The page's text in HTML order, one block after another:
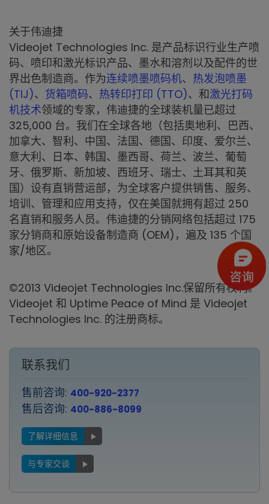
关于伟迪捷
Videojet Technologies Inc. 是产品标识行业生产喷
码、喷印和激光标识产品、墨水和溶剂以及配件的世
界出色制造商。作为连续喷墨喷码机、 热发泡喷墨
(TIJ)、 货箱喷码、 热转印打印 (TTO)、和激光打码
机技术领域的专家，伟迪捷的全球装机量已超过
325,000 台。我们在全球各地（包括奥地利、巴西、
加拿大、智利、中国、法国、德国、印度、爱尔兰、
意大利、日本、韩国、墨西哥、荷兰、波兰、葡萄
牙、俄罗斯、新加坡、西班牙、瑞士、土耳其和英
国）设有直销营运部，为全球客户提供销售、服务、
培训、管理和应用支持，仅在美国就拥有超过 250
名直销和服务人员。伟迪捷的分销网络包括超过 175
家分销商和原始设备制造商 (OEM)，遍及 135 个国
家/地区。
©2013 Videojet Technologies Inc.保留所有权利。
Videojet 和 Uptime Peace of Mind 是 Videojet
Technologies Inc. 的注册商标。
联系我们
售前咨询: 400-920-2377
售后咨询: 400-886-8099
了解详细信息
与专家交谈